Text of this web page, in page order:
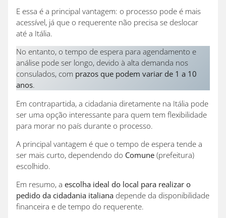
E essa é a principal vantagem: o processo pode é mais
acessível, já que o requerente não precisa se deslocar
até a Itália.
No entanto, o tempo de espera para agendamento e
análise pode ser longo, devido à alta demanda nos
consulados, com prazos que podem variar de 1 a 10
anos.
Em contrapartida, a cidadania diretamente na Itália pode
ser uma opção interessante para quem tem flexibilidade
para morar no país durante o processo.
A principal vantagem é que o tempo de espera tende a
ser mais curto, dependendo do Comune (prefeitura)
escolhido.
Em resumo, a escolha ideal do local para realizar o
pedido da cidadania italiana depende da disponibilidade
financeira e de tempo do requerente.